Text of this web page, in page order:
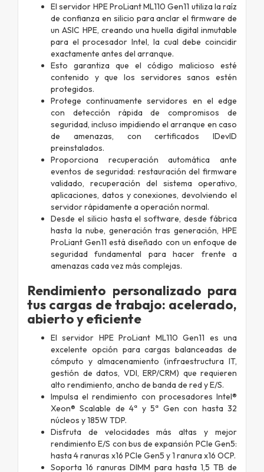
El servidor HPE ProLiant ML110 Gen11 utiliza la raíz
de confianza en silicio para anclar el firmware de
un ASIC HPE, creando una huella digital inmutable
para el procesador Intel, la cual debe coincidir
exactamente antes del arranque.
Esto garantiza que el código malicioso esté
contenido y que los servidores sanos estén
protegidos.
Protege continuamente servidores en el edge
con detección rápida de compromisos de
seguridad, incluso impidiendo el arranque en caso
de amenazas, con certificados IDevID
preinstalados.
Proporciona recuperación automática ante
eventos de seguridad: restauración del firmware
validado, recuperación del sistema operativo,
aplicaciones, datos y conexiones, devolviendo el
servidor rápidamente a operación normal.
Desde el silicio hasta el software, desde fábrica
hasta la nube, generación tras generación, HPE
ProLiant Gen11 está diseñado con un enfoque de
seguridad fundamental para hacer frente a
amenazas cada vez más complejas.
Rendimiento personalizado para
tus cargas de trabajo: acelerado,
abierto y eficiente
El servidor HPE ProLiant ML110 Gen11 es una
excelente opción para cargas balanceadas de
cómputo y almacenamiento (infraestructura IT,
gestión de datos, VDI, ERP/CRM) que requieren
alto rendimiento, ancho de banda de red y E/S.
Impulsa el rendimiento con procesadores Intel®
Xeon® Scalable de 4ª y 5ª Gen con hasta 32
núcleos y 185W TDP.
Disfruta de velocidades más altas y mejor
rendimiento E/S con bus de expansión PCIe Gen5:
hasta 4 ranuras x16 PCIe Gen5 y 1 ranura x16 OCP.
Soporta 16 ranuras DIMM para hasta 1,5 TB de